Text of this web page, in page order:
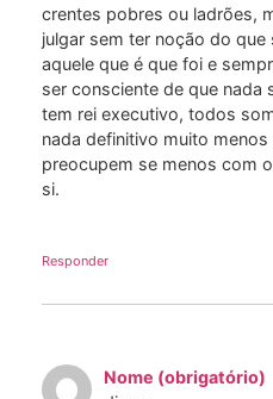
crentes pobres ou ladrões,
julgar sem ter noção do que
aquele que é que foi e
ser consciente de que nada
tem rei executivo, todos
nada definitivo muito
preocupem se menos com
si.
Responder
Nome (obrigatório)